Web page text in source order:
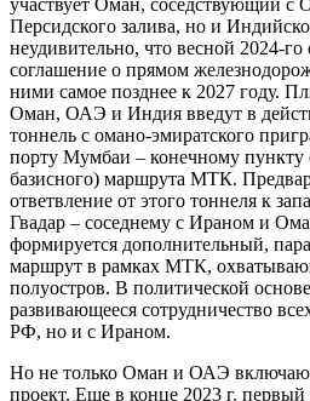
Персидского залива, но и
неудивительно, что весной 2024-
соглашение о прямом
ними самое позднее к 2027 году.
Оман, ОАЭ и Индия введут в
тоннель с омано-эмиратского
порту Мумбаи – конечному пункту
базисного) маршрута МТК.
ответвление от этого тоннеля к
Гвадар – соседнему с Ираном и
формируется дополнительный,
маршрут в рамках МТК,
полуостров. В политической
развивающееся сотрудничество
РФ, но и с Ираном.
Но не только Оман и ОАЭ
проект. Еще в конце 2023 г. первый